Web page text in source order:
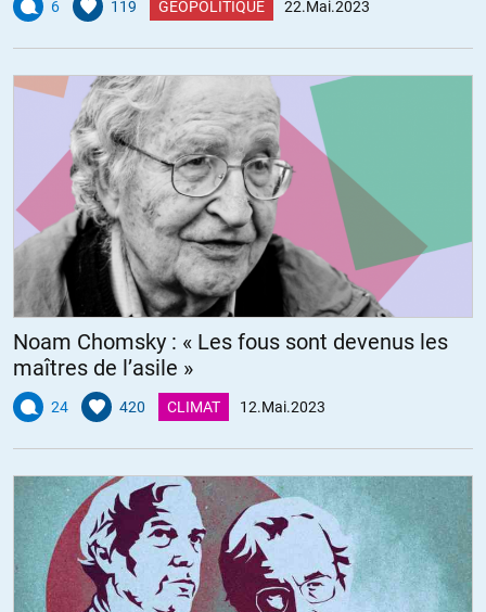
6 119 GÉOPOLITIQUE 22.Mai.2023
Noam Chomsky : « Les fous sont devenus les
maîtres de l’asile »
24 420 CLIMAT 12.Mai.2023